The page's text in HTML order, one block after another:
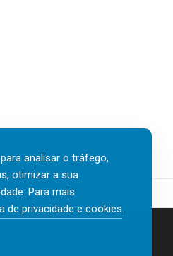
analisar o tráfego,
otimizar a sua
Para mais
de privacidade e cookies.